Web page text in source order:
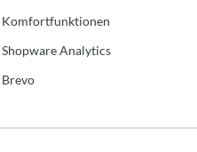
Komfortfunktionen
Shopware Analytics
Brevo